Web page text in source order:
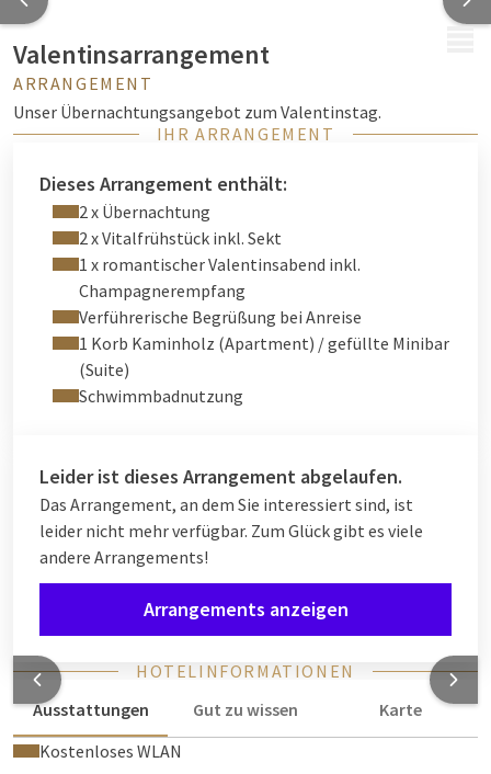
Valentinsarrangement
ARRANGEMENT
Unser Übernachtungsangebot zum Valentinstag.
IHR ARRANGEMENT
Dieses Arrangement enthält:
2 x Übernachtung
2 x Vitalfrühstück inkl. Sekt
1 x romantischer Valentinsabend inkl.
Champagnerempfang
Verführerische Begrüßung bei Anreise
1 Korb Kaminholz (Apartment) / gefüllte Minibar
(Suite)
Schwimmbadnutzung
Leider ist dieses Arrangement abgelaufen.
Das Arrangement, an dem Sie interessiert sind, ist
leider nicht mehr verfügbar. Zum Glück gibt es viele
andere Arrangements!
Arrangements anzeigen
HOTELINFORMATIONEN
Ausstattungen
Gut zu wissen
Karte
Kostenloses WLAN